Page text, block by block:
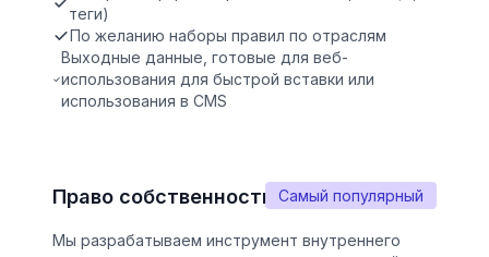
теги)
По желанию наборы правил по отраслям
Выходные данные, готовые для веб-
использования для быстрой вставки или
использования в CMS
Самый популярный
Право собственности на решение
Мы разрабатываем инструмент внутреннего